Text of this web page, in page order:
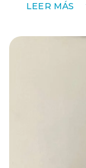
LEER MÁS